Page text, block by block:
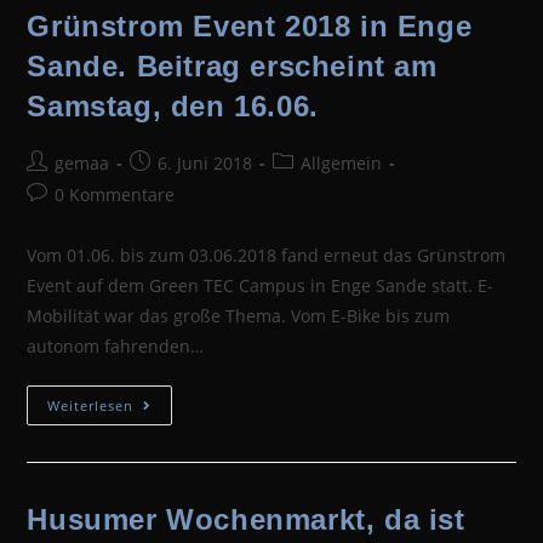
Grünstrom Event 2018 in Enge
Sande. Beitrag erscheint am
Samstag, den 16.06.
Beitrags-
Autor:
gemaa
Beitrag
veröffentlicht:
6. Juni 2018
Beitrags-
Allgemein
Beitrags-
0 Kommentare
Vom 01.06. bis zum 03.06.2018 fand erneut das Grünstrom
Event auf dem Green TEC Campus in Enge Sande statt. E-
Mobilität war das große Thema. Vom E-Bike bis zum
autonom fahrenden…
Weiterlesen Grünstrom
Event
In
Beitrag
Erscheint
Husumer Wochenmarkt, da ist